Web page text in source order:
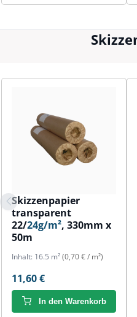
Skizzenpapier
transparent
22/24g/m², 330mm x
50m
Inhalt: 16.5 m²(0,70 € / m²)
11,60 €
In den Warenkorb